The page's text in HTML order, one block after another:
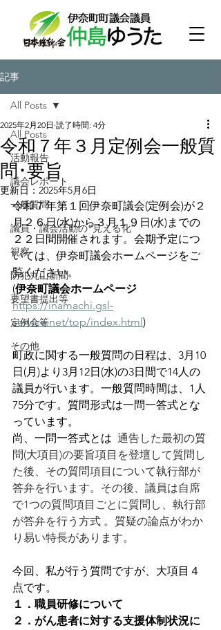
記事
All Posts
活動報告
議会レポート
一般質問
議員・議会活動の“見える化”
視察
防犯丸山新聞
要望書提出等
定例会等
その他
All Posts
令和７年３月定例会一般質
問･要旨
2025年2月20日 読了時間: 4分
更新日： 2025年5月6日
令和７年第１回伊奈町議会(定例会)が２
月２６日(水)から３月１９日(水)までの
２２日間開催されます。会期予定につ
いては、伊奈町議会ホームページをご
覧ください。
(伊奈町議会ホームページ
https://inamachi.gsl-
service.net/top/index.html)
町政に関する一般質問の日程は、3月10
日(月)より3月12日(水)の3日間で14人の
議員が行います。一般質問時間は、1人
75分です。質問形式は一問一答式とな
っています。
尚、一問一答式とは 通告した最初の質
問(大項目)の要旨項目を登壇して質問し
た後、その質問項目について執行部が
答弁を行います。その後、議員は自席
で1つの質問項目ごとに質問し、執行部
が答弁を行う方式 。質疑の論点がわか
り易い特長があります。
今回、私が行う質問ですが、大項目４
点です。
１．職員研修について
２．がん患者に対する支援体制状況に